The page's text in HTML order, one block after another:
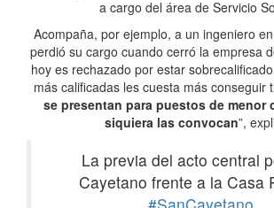
a cargo del área de Servicio
Acompaña, por ejemplo, a un ingeniero
perdió su cargo cuando cerró la empresa
hoy es rechazado por estar
más calificadas les cuesta más conseguir
se presentan para puestos de menor
siquiera las convocan”,
La previa del acto central
Cayetano frente a la Casa